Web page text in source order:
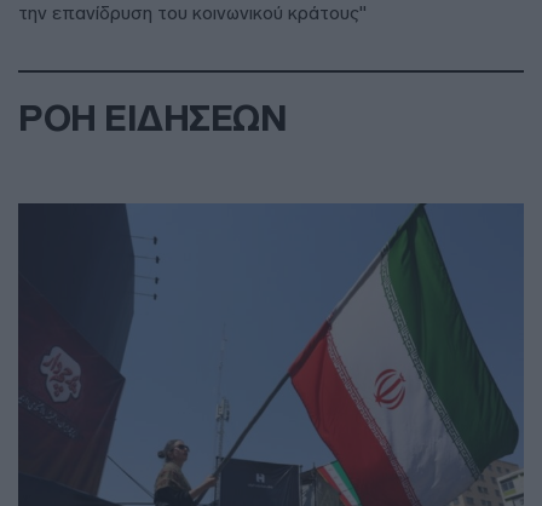
την επανίδρυση του κοινωνικού κράτους"
ΡΟΗ ΕΙΔΗΣΕΩΝ